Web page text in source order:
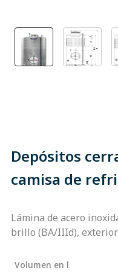
Depósitos
camisa de
Lámina de acero
brillo (BA/IIId),
Volumen en l